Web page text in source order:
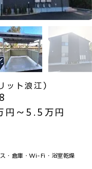
ト浪江）
円～5.5万円
・倉庫・Wi-Fi・浴室乾燥